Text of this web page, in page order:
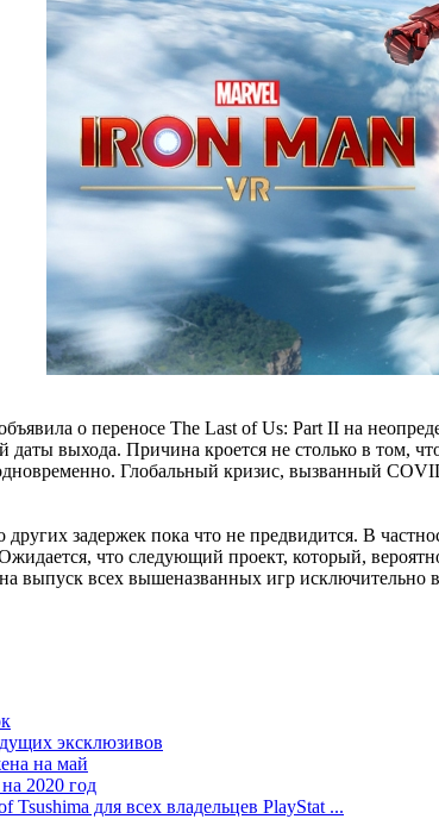
о переносе The Last of Us: Part II на
выхода. Причина кроется не столько в том,
Глобальный кризис, вызванный
других задержек пока что не предвидится. В
что следующий проект, который,
выпуск всех вышеназванных игр исключительно
эксклюзивов
на май
2020 год
Tsushima для всех владельцев PlayStat ...